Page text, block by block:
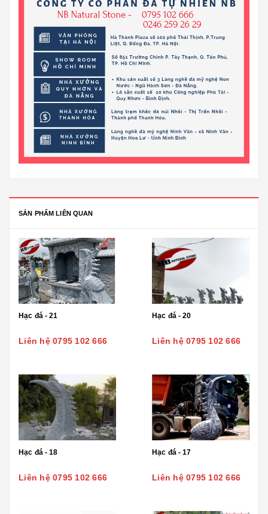
SẢN PHẨM LIÊN QUAN
Hạc đá - 21
Liên hệ 0795 102 666
Hạc đá - 20
Liên hệ 0795 102 666
Hạc đá - 18
Liên hệ 0795 102 666
Hạc đá - 17
Liên hệ 0795 102 666